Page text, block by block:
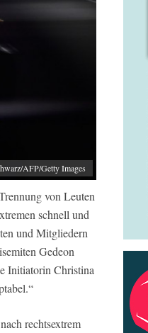
AFP/Getty Images
von Leuten
schnell und
und Mitgliedern
Gedeon
Initiatorin Christina
rechtsextrem